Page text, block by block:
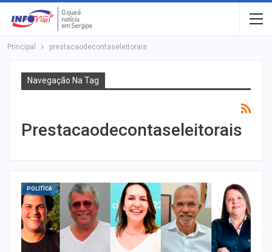
Principal prestacaodecontaseleitorais
Navegação Na Tag
Prestacaodecontaseleitorais
POLÍTICA